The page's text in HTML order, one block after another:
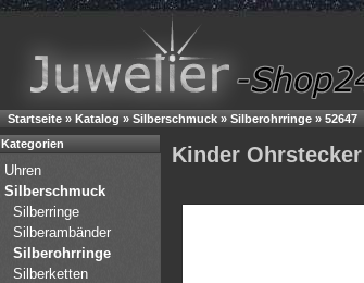
Startseite » Katalog » Silberschmuck » Silberohrringe » 52647
Kinder
Kategorien
Uhren
Silberschmuck
Silberringe
Silberambänder
Silberohrringe
Silberketten